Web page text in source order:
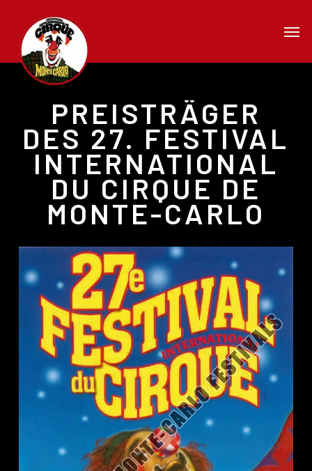
main
content
PREISTRÄGER
DES 27. FESTIVAL
INTERNATIONAL
DU CIRQUE DE
MONTE-CARLO